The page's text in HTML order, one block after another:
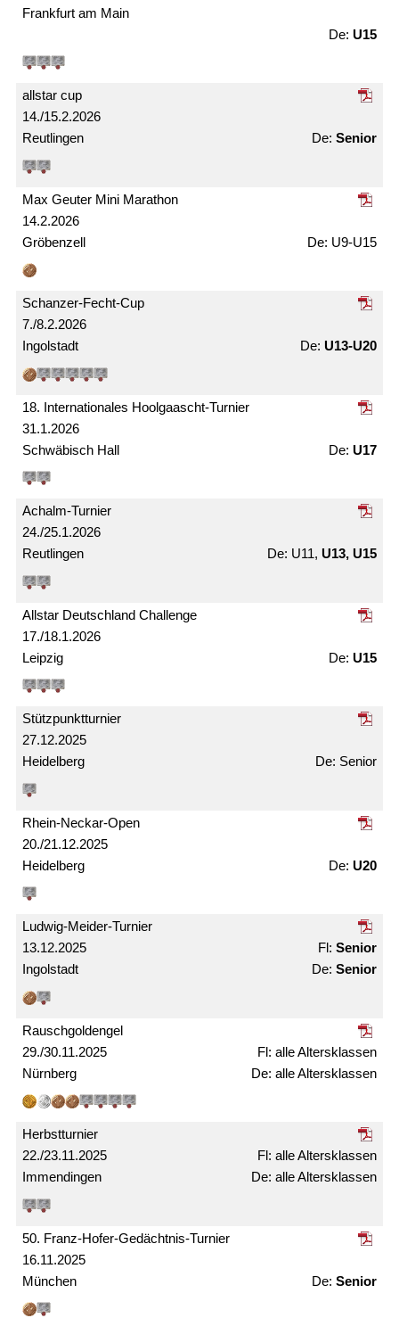
Frankfurt am Main
U15
14./15.2.2026
allstar cup
Reutlingen Senior
14.2.2026
Max Geuter Mini Marathon
Gröbenzell U9-U15
7./8.2.2026
Schanzer-Fecht-Cup
Ingolstadt U13-U20
31.1.2026
18. Internationales Hoolgaascht-Turnier
Schwäbisch Hall U17
24./25.1.2026
Achalm-Turnier
Reutlingen U11, U13, U15
17./18.1.2026
Allstar Deutschland Challenge
Leipzig U15
27.12.2025
Stützpunkt­turnier
Heidelberg Senior
20./21.12.2025
Rhein-Neckar-Open
Heidelberg U20
13.12.2025
Ludwig-Meider-Turnier
Ingolstadt
Senior
Senior
29./30.11.2025
Rausch­gold­engel
Nürnberg
alle Alters­klassen
alle Alters­­klassen
22./23.11.2025
Herbst­turnier
Immendingen
alle Alters­klassen
alle Alters­klassen
16.11.2025
50. Franz-Hofer-Gedächtnis-Turnier
München Senior